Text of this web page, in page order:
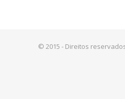
© 2015 - Direitos